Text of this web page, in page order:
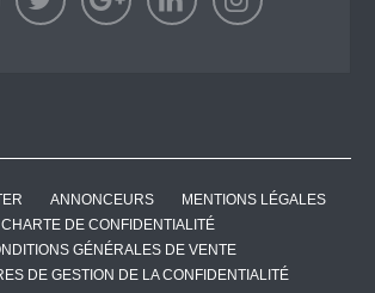
ANNONCEURS
MENTIONS LÉGALES
CHARTE DE CONFIDENTIALITÉ
GÉNÉRALES DE VENTE
DE GESTION DE LA CONFIDENTIALITÉ